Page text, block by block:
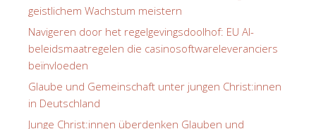
geistlichem Wachstum meistern
Navigeren door het regelgevingsdoolhof: EU AI-
beleidsmaatregelen die casinosoftwareleveranciers
beïnvloeden
Glaube und Gemeinschaft unter jungen Christ:innen
in Deutschland
Junge Christ:innen überdenken Glauben und